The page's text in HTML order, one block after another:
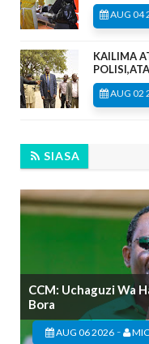
AUG 04
KAILIMA
AUG 02
SIASA
CCM: Uchaguzi Wa
Bora
AUG 06 2026 -